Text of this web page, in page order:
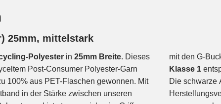
25mm, mittelstark
Polyester in 25mm Breite. Dieses
Post-Consumer Polyester-Garn
100% aus PET-Flaschen gewonnen. Mit
in der Stärke zwischen unseren
mit den G-
Klasse 1
Die schwarze